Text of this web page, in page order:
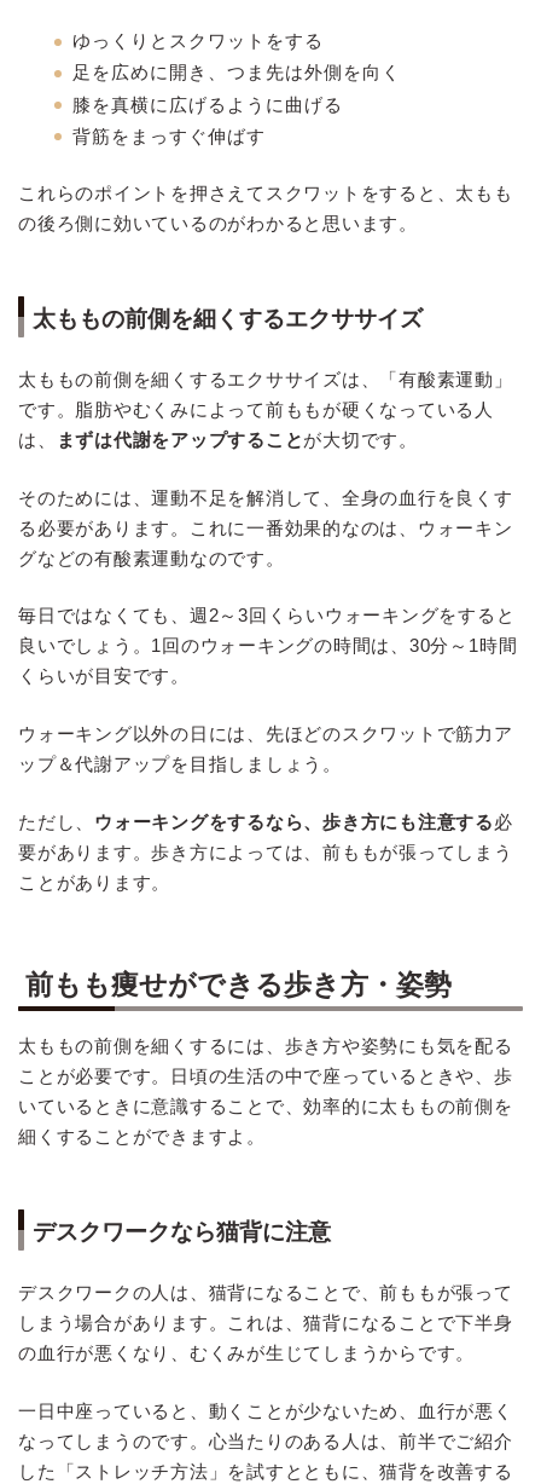
ゆっくりとスクワットをする
足を広めに開き、つま先は外側を向く
膝を真横に広げるように曲げる
背筋をまっすぐ伸ばす
これらのポイントを押さえてスクワットをすると、太もも
の後ろ側に効いているのがわかると思います。
太ももの前側を細くするエクササイズ
太ももの前側を細くするエクササイズは、「有酸素運動」
です。脂肪やむくみによって前ももが硬くなっている人
は、
まずは代謝をアップすることが大切です。
そのためには、運動不足を解消して、全身の血行を良くす
る必要があります。これに一番効果的なのは、ウォーキン
グなどの有酸素運動なのです。
毎日ではなくても、週2～3回くらいウォーキングをすると
良いでしょう。1回のウォーキングの時間は、30分～1時間
くらいが目安です。
ウォーキング以外の日には、先ほどのスクワットで筋力ア
ップ＆代謝アップを目指しましょう。
ただし、 ウォーキングをするなら、歩き方にも注意する必
要があります。歩き方によっては、前ももが張ってしまう
ことがあります。
前もも痩せができる歩き方・姿勢
太ももの前側を細くするには、歩き方や姿勢にも気を配る
ことが必要です。日頃の生活の中で座っているときや、歩
いているときに意識することで、効率的に太ももの前側を
細くすることができますよ。
デスクワークなら猫背に注意
デスクワークの人は、猫背になることで、前ももが張って
しまう場合があります。これは、猫背になることで下半身
の血行が悪くなり、むくみが生じてしまうからです。
一日中座っていると、動くことが少ないため、血行が悪く
なってしまうのです。心当たりのある人は、前半でご紹介
した「ストレッチ方法」を試すとともに、猫背を改善する